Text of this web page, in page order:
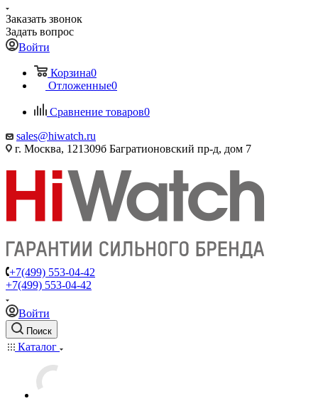
Заказать звонок
Задать вопрос
Войти
Корзина0
Отложенные0
Сравнение товаров0
sales@hiwatch.ru
г. Москва, 121309б Багратионовский пр-д, дом 7
+7(499) 553-04-42
+7(499) 553-04-42
Войти
Поиск
Каталог